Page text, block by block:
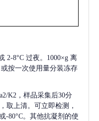
2-8°C 过夜。1000×g 离
按一次使用量分装冻存
K2，样品采集后30分
取上清。可立即检测，
-80°C。其他抗凝剂的使